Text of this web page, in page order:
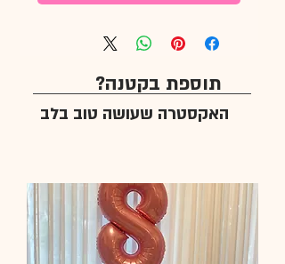
תוספת בקטנה?
האקסטרה שעושה טוב בלב